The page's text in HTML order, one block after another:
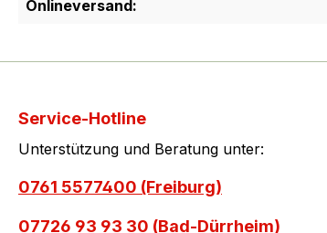
Onlineversand:
Service-Hotline
Unterstützung und Beratung unter:
0761 5577400 (Freiburg)
07726 93 93 30 (Bad-Dürrheim)